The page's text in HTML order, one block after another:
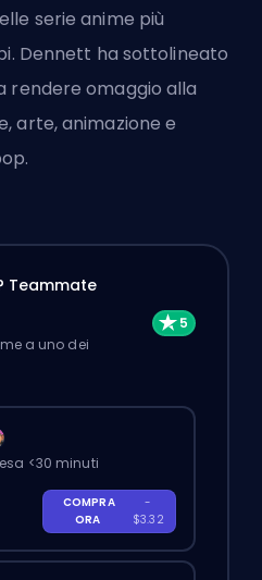
serie anime più
Dennett ha sottolineato
rendere omaggio alla
arte, animazione e
Teammate
a uno dei
<30 minuti
COMPRA
ORA
-
$3.32